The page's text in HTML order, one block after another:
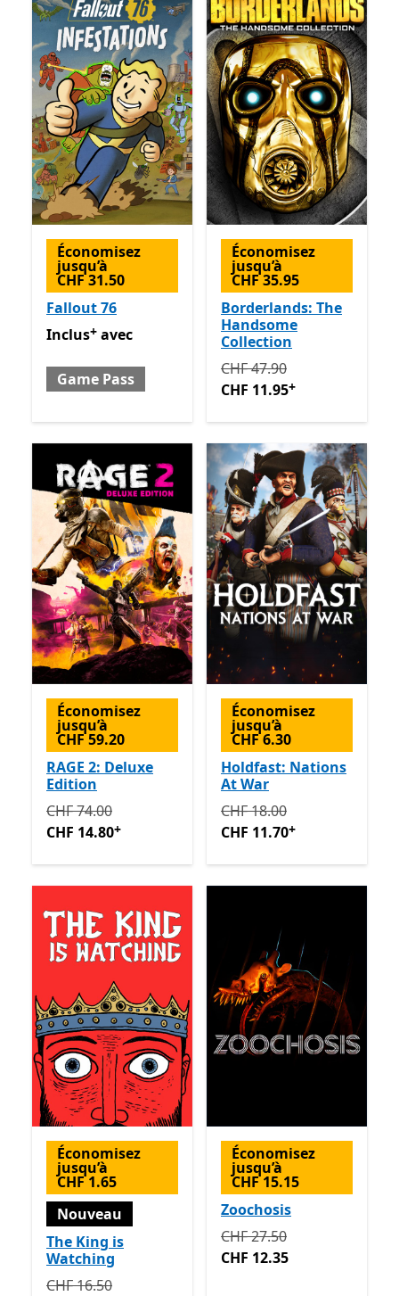
Économisez
jusqu’à
CHF 31.50
Fallout 76
Inclus avec Game Pass
Avec des achats dans
Inclus+ avec
Game Pass
Économisez
jusqu’à
CHF 35.95
Borderlands: The
Handsome
Collection
Initialement CHF 47.90
CHF 47.90
CHF 11.95+
Économisez
jusqu’à
CHF 59.20
RAGE 2: Deluxe
Edition
Initialement CHF 74.00 maintenant CHF 14.80
CHF 74.00
CHF 14.80+
Économisez
jusqu’à
CHF 6.30
Holdfast: Nations
At War
Initialement CHF 18.00
CHF 18.00
CHF 11.70+
Économisez
jusqu’à
CHF 1.65
Nouveau
The King is
Watching
Initialement CHF 16.50 maintenant CHF 14.85
CHF 16.50
Économisez
jusqu’à
CHF 15.15
Zoochosis
Initialement CHF 27.50
CHF 27.50
CHF 12.35